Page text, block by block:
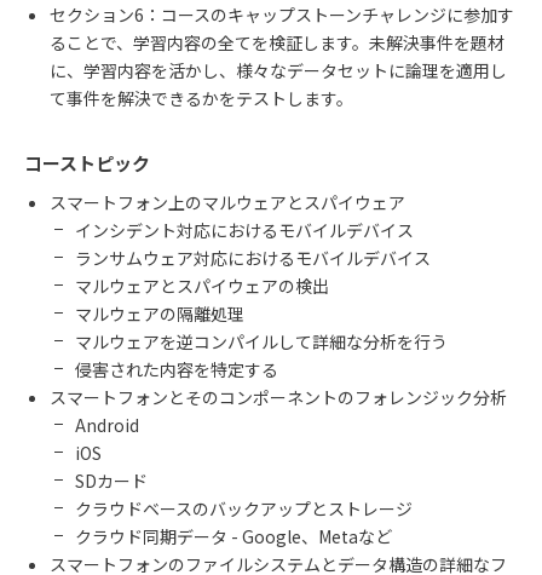
セクション6 ：コースのキャップストーンチャレンジに参加す
ることで、学習内容の全てを検証します。未解決事件を題材
に、学習内容を活かし、様々なデータセットに論理を適用し
て事件を解決できるかをテストします。
コーストピック
スマートフォン上のマルウェアとスパイウェア
インシデント対応におけるモバイルデバイス
ランサムウェア対応におけるモバイルデバイス
マルウェアとスパイウェアの検出
マルウェアの隔離処理
マルウェアを逆コンパイルして詳細な分析を行う
侵害された内容を特定する
スマートフォンとそのコンポーネントのフォレンジック分析
Android
iOS
SDカード
クラウドベースのバックアップとストレージ
クラウド同期データ - Google、 Metaなど
スマートフォンのファイルシステムとデータ構造の詳細なフ